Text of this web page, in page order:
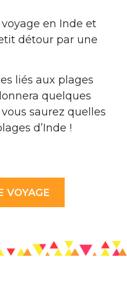
en Inde et
détour par une
liés aux plages
quelques
saurez quelles
d’Inde !
VOYAGE